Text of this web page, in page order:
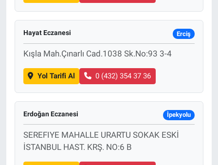
Hayat Eczanesi Erciş
Kışla Mah.Çınarlı Cad.1038 Sk.No:93 3-4
Yol Tarifi Al 0 (432) 354 37 36
Erdoğan Eczanesi İpekyolu
SEREFIYE MAHALLE URARTU SOKAK ESKİ
İSTANBUL HAST. KRŞ. NO:6 B